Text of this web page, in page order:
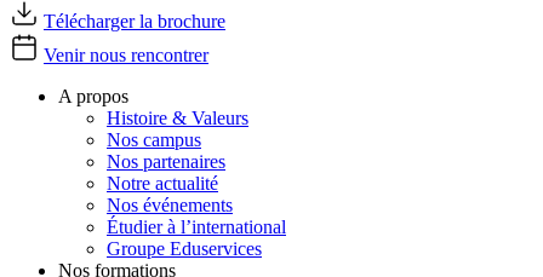
Télécharger la brochure
Venir nous rencontrer
A propos
Histoire & Valeurs
Nos campus
Nos partenaires
Notre actualité
Nos événements
Étudier à l’international
Groupe Eduservices
Nos formations